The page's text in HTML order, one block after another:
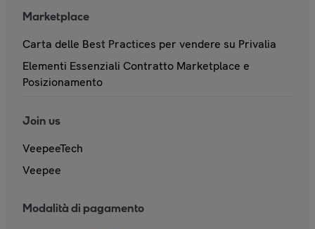
Marketplace
Carta delle Best Practices per vendere su Privalia
Elementi Essenziali Contratto Marketplace e
Posizionamento
Join us
VeepeeTech
Veepee
Modalità di pagamento